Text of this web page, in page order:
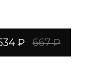
₽ 667 ₽